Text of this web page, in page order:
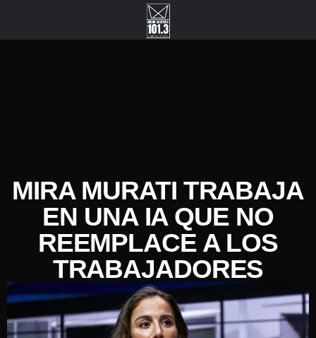
MIRA MURATI TRABAJA
EN UNA IA QUE NO
REEMPLACE A LOS
TRABAJADORES